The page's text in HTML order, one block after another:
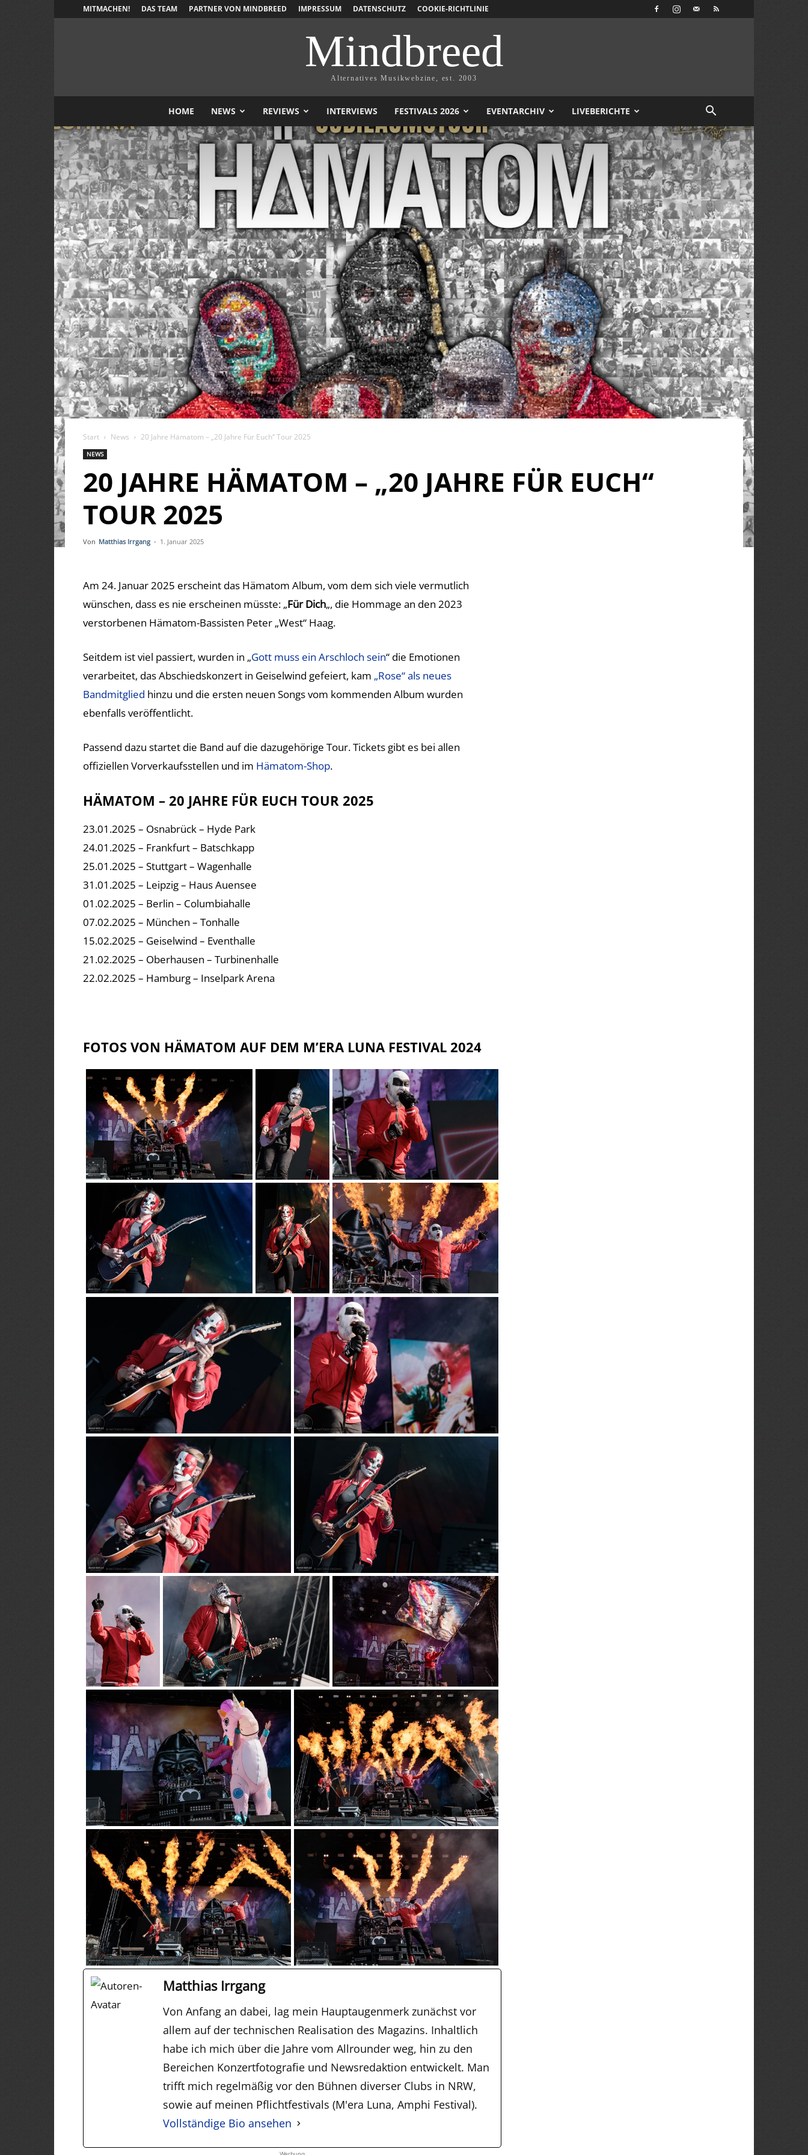
MITMACHEN! DAS TEAM PARTNER VON MINDBREED IMPRESSUM DATENSCHUTZ COOKIE-RICHTLINIE
Mindbreed
Alternatives Musikwebzine, est. 2003
HOME NEWS REVIEWS INTERVIEWS FESTIVALS 2026 EVENTARCHIV LIVEBERICHTE
Start News 20 Jahre Hämatom – „20 Jahre Für Euch“ Tour 2025
NEWS
20 JAHRE HÄMATOM – „20 JAHRE FÜR EUCH“
TOUR 2025
Von Matthias Irrgang - 1. Januar 2025
Am 24. Januar 2025 erscheint das Hämatom Album, vom dem sich viele vermutlich
wünschen, dass es nie erscheinen müsste: „Für Dich„, die Hommage an den 2023
verstorbenen Hämatom-Bassisten Peter „West“ Haag.
Seitdem ist viel passiert, wurden in „Gott muss ein Arschloch sein“ die Emotionen
verarbeitet, das Abschiedskonzert in Geiselwind gefeiert, kam „Rose“ als neues
Bandmitglied hinzu und die ersten neuen Songs vom kommenden Album wurden
ebenfalls veröffentlicht.
Passend dazu startet die Band auf die dazugehörige Tour. Tickets gibt es bei allen
offiziellen Vorverkaufsstellen und im Hämatom-Shop.
HÄMATOM – 20 JAHRE FÜR EUCH TOUR 2025
23.01.2025 – Osnabrück – Hyde Park
24.01.2025 – Frankfurt – Batschkapp
25.01.2025 – Stuttgart – Wagenhalle
31.01.2025 – Leipzig – Haus Auensee
01.02.2025 – Berlin – Columbiahalle
07.02.2025 – München – Tonhalle
15.02.2025 – Geiselwind – Eventhalle
21.02.2025 – Oberhausen – Turbinenhalle
22.02.2025 – Hamburg – Inselpark Arena
FOTOS VON HÄMATOM AUF DEM M’ERA LUNA FESTIVAL 2024
Matthias Irrgang
Von Anfang an dabei, lag mein Hauptaugenmerk zunächst vor
allem auf der technischen Realisation des Magazins. Inhaltlich
habe ich mich über die Jahre vom Allrounder weg, hin zu den
Bereichen Konzertfotografie und Newsredaktion entwickelt. Man
trifft mich regelmäßig vor den Bühnen diverser Clubs in NRW,
sowie auf meinen Pflichtfestivals (M'era Luna, Amphi Festival).
Vollständige Bio ansehen